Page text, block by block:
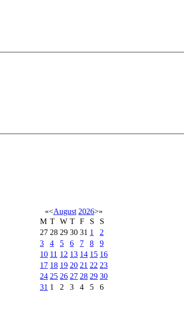
«<August 2026>»
M T W T F S
S
27 28 29 30 31 1
2
3
4 5 6 7 8
9
10 11 12 13 14 15 16
17 18 19 20 21 22 23
24 25 26 27 28 29 30
31 1 2 3 4 5 6